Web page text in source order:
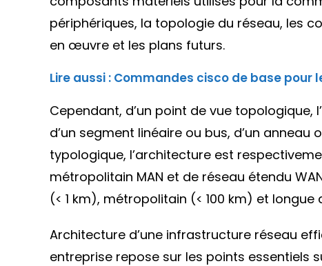
périphériques, la topologie du réseau, les
en œuvre et les plans futurs.
Lire aussi : Commandes cisco de base pour
Cependant, d’un point de vue topologique,
d’un segment linéaire ou bus, d’un anneau
typologique, l’architecture est
métropolitain MAN et de réseau étendu
(< 1 km), métropolitain (< 100 km) et longue
Architecture d’une infrastructure réseau
entreprise repose sur les points essentiels